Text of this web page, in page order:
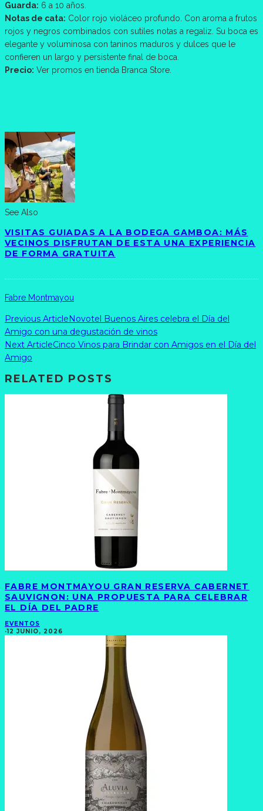
Guarda: 6 a 10 años.
Notas de cata: Color rojo violáceo profundo. Con aroma a frutos
rojos y negros combinados con sutiles notas a regaliz. Su boca es
elegante y voluminosa con taninos maduros y dulces que le
confieren un largo y persistente final de boca.
Precio: Ver promos en tienda Branca Store.
See Also
VISITAS GUIADAS A LA BODEGA GAMBOA: MÁS
VECINOS DISFRUTAN DE ESTA UNA EXPERIENCIA
DE FORMA GRATUITA
Fabre Montmayou
Previous Article Novotel Buenos Aires celebra el Día del
Amigo con una degustación de vinos
Next ArticleCinco Vinos para Brindar con Amigos en el Día del
Amigo
RELATED POSTS
FABRE MONTMAYOU GRAN RESERVA CABERNET
SAUVIGNON: UNA PROPUESTA PARA CELEBRAR
EL DÍA DEL PADRE
EVENTOS
·12 JUNIO, 2026